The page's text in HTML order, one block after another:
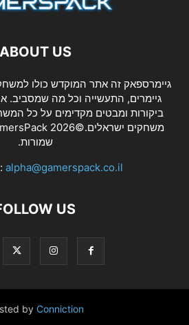
ABOUT US
גיימרספאק זה אתר המוקדש כולו
גיימרים, התעשייה וכל מה שמסביב.
ביקורות ומבטים מקדימים על כל
שמורות.
alpha@gamerspack.co.il
US
by Conniction